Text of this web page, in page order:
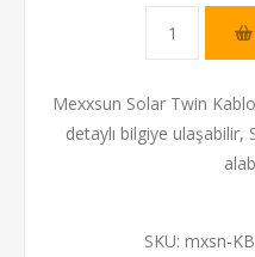
Mexxsun Solar Twin
detaylı bilgiye ulaşabilir,
SKU: mxsn-